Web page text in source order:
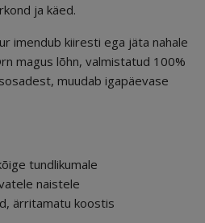
ja käed.
imendub kiiresti ega jäta nahale
magus lõhn, valmistatud 100%
muudab igapäevase
tundlikumale
naistele
ärritamatu koostis